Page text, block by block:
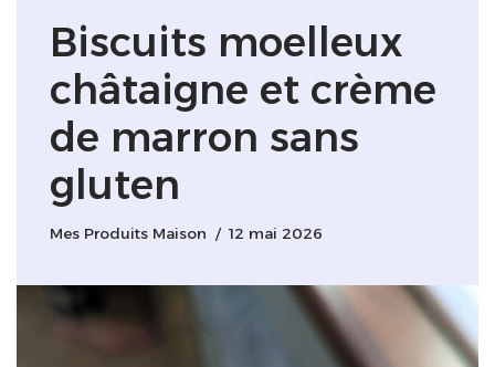
Biscuits moelleux
châtaigne et crème
de marron sans
gluten
Mes Produits Maison 12 mai 2026